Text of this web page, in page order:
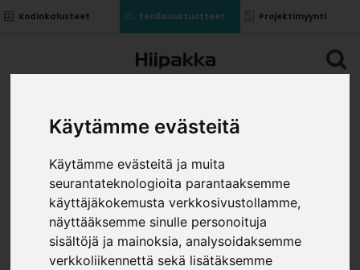
Käytämme evästeitä
Käytämme evästeitä ja muita
seurantateknologioita parantaaksemme
käyttäjäkokemusta verkkosivustollamme,
näyttääksemme sinulle personoituja
sisältöjä ja mainoksia, analysoidaksemme
verkkoliikennettä sekä lisätäksemme
Kodinkalusteet Teollisuustuotteet Projektimyynti